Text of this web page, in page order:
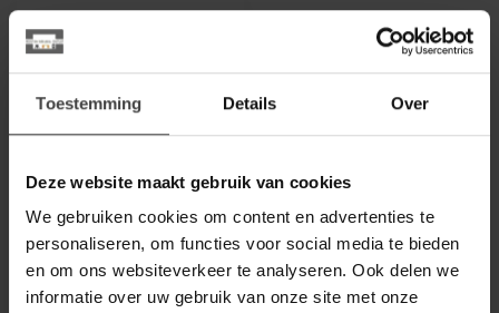
Toestemming Details Over
Deze website maakt gebruik van cookies
We gebruiken cookies om content en advertenties te
personaliseren, om functies voor social media te bieden
en om ons websiteverkeer te analyseren. Ook delen we
informatie over uw gebruik van onze site met onze
ORANJE
Natural Wood Sealer -
Wood Care Kit